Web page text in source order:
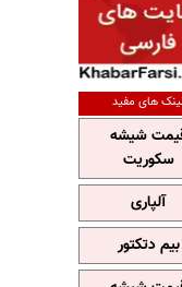
های مفید
شیشه
سکوریت
آلپاری
بیم دتکتور